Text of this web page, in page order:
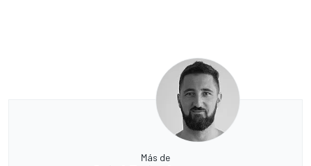
Más de